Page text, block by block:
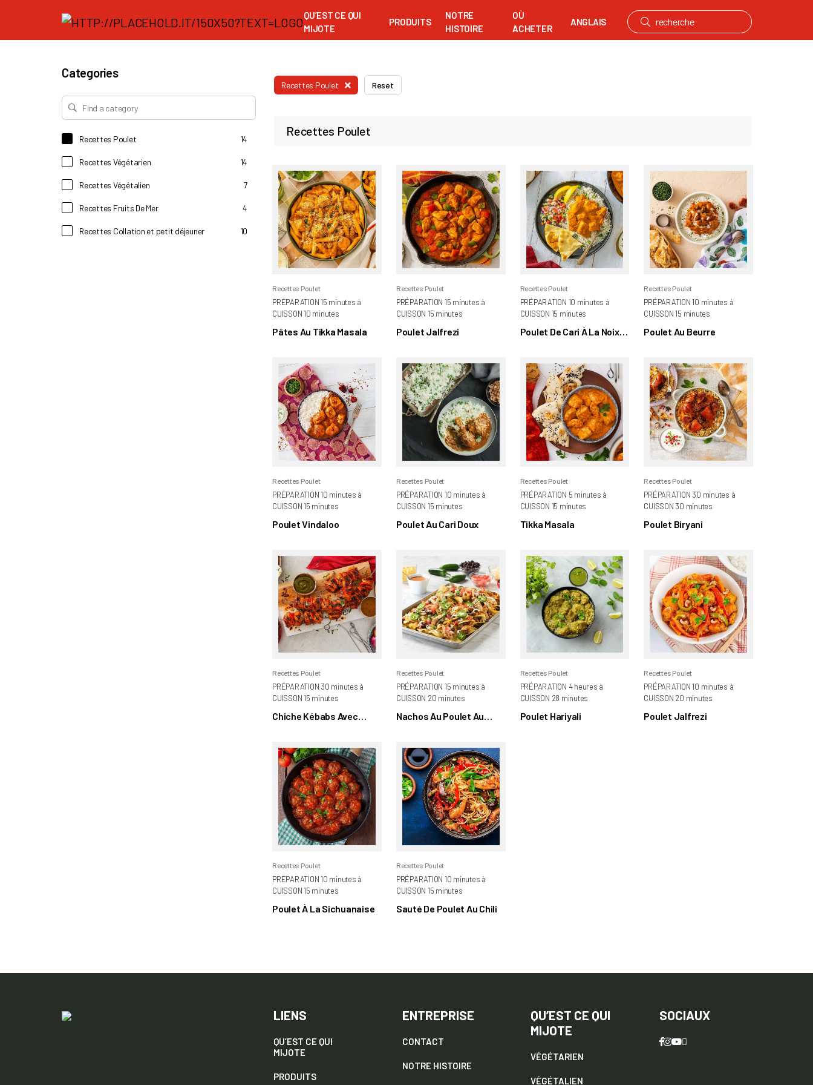
QU’EST CE QUI
MIJOTE
PRODUITS
NOTRE
HISTOIRE
OÙ
ACHETER
ANGLAIS
Categories
Recettes Poulet 14
Recettes Végétarien 14
Recettes Végétalien 7
Recettes Fruits De Mer 4
Recettes Collation et petit déjeuner 10
Recettes Poulet Reset
Recettes Poulet
Recettes Poulet
PRÉPARATION 15 minutes à
CUISSON 10 minutes
Pâtes Au Tikka Masala
Recettes Poulet
PRÉPARATION 15 minutes à
CUISSON 15 minutes
Poulet Jalfrezi
Recettes Poulet
PRÉPARATION 10 minutes à
CUISSON 15 minutes
Poulet De Cari À La Noix
Recettes Poulet
PRÉPARATION 10 minutes à
CUISSON 15 minutes
Poulet Au Beurre
Recettes Poulet
PRÉPARATION 10 minutes à
CUISSON 15 minutes
Poulet Vindaloo
Recettes Poulet
PRÉPARATION 10 minutes à
CUISSON 15 minutes
Poulet Au Cari Doux
Recettes Poulet
PRÉPARATION 5 minutes à
CUISSON 15 minutes
Tikka Masala
Recettes Poulet
PRÉPARATION 30 minutes à
CUISSON 30 minutes
Poulet Biryani
Recettes Poulet
PRÉPARATION 30 minutes à
CUISSON 15 minutes
Chiche Kébabs Avec
Recettes Poulet
PRÉPARATION 15 minutes à
CUISSON 20 minutes
Nachos Au Poulet Au
Recettes Poulet
PRÉPARATION 4 heures à
CUISSON 28 minutes
Poulet Hariyali
Recettes Poulet
PRÉPARATION 10 minutes à
CUISSON 20 minutes
Poulet Jalfrezi
Recettes Poulet
PRÉPARATION 10 minutes à
CUISSON 15 minutes
Poulet À La Sichuanaise
Recettes Poulet
PRÉPARATION 10 minutes à
CUISSON 15 minutes
Sauté De Poulet Au Chili
LIENS
QU’EST CE QUI
MIJOTE
PRODUITS
ENTREPRISE
CONTACT
NOTRE HISTOIRE
QU’EST CE QUI
MIJOTE
VÉGÉTARIEN
VÉGÉTALIEN
SOCIAUX